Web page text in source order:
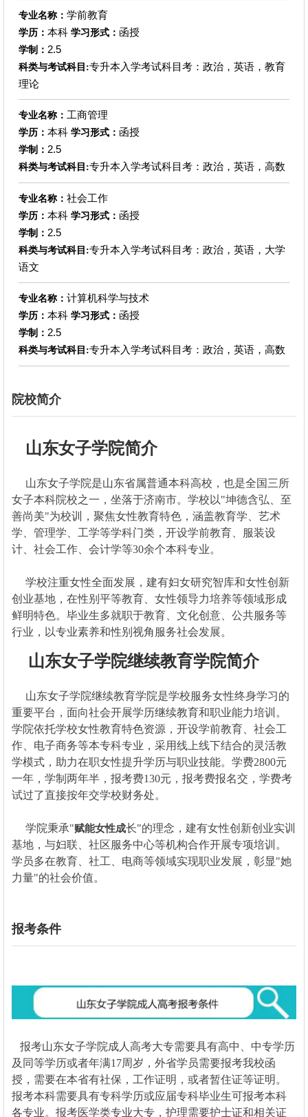
专业名称： 学前教育
学历： 本科 学习形式： 函授
学制： 2.5
科类与考试科目:专升本入学考试科目考：政治，英语，教育
理论
专业名称： 工商管理
学历： 本科 学习形式： 函授
学制： 2.5
科类与考试科目:专升本入学考试科目考：政治，英语，高数
专业名称： 社会工作
学历： 本科 学习形式： 函授
学制： 2.5
科类与考试科目:专升本入学考试科目考：政治，英语，大学
语文
专业名称： 计算机科学与技术
学历： 本科 学习形式： 函授
学制： 2.5
科类与考试科目:专升本入学考试科目考：政治，英语，高数
院校简介
山东女子学院简介
山东女子学院是山东省属普通本科高校，也是全国三所
女子本科院校之一，坐落于济南市。学校以"坤德含弘、至
善尚美"为校训，聚焦女性教育特色，涵盖教育学、艺术
学、管理学、工学等学科门类，开设学前教育、服装设
计、社会工作、会计学等30余个本科专业。
学校注重女性全面发展，建有妇女研究智库和女性创新
创业基地，在性别平等教育、女性领导力培养等领域形成
鲜明特色。毕业生多就职于教育、文化创意、公共服务等
行业，以专业素养和性别视角服务社会发展。
山东女子学院继续教育学院简介
山东女子学院继续教育学院是学校服务女性终身学习的
重要平台，面向社会开展学历继续教育和职业能力培训。
学院依托学校女性教育特色资源，开设学前教育、社会工
作、电子商务等本专科专业，采用线上线下结合的灵活教
学模式，助力在职女性提升学历与职业技能。学费2800元
一年，学制两年半，报考费130元，报考费报名交，学费考
试过了直接按年交学校财务处。
学院秉承"赋能女性成长"的理念，建有女性创新创业实训
基地，与妇联、社区服务中心等机构合作开展专项培训。
学员多在教育、社工、电商等领域实现职业发展，彰显"她
力量"的社会价值。
报考条件
报考山东女子学院成人高考大专需要具有高中、中专学历
及同等学历或者年满17周岁，外省学员需要报考我校函
授，需要在本省有社保，工作证明，或者暂住证等证明。
报考本科需要具有专科学历或应届专科毕业生可报考本科
各专业。报考医学类专业大专，护理需要护士证和相关证